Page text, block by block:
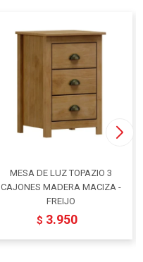
MESA DE LUZ TOPAZIO 3
CAJONES MADERA MACIZA -
FREIJO
$ 3.950